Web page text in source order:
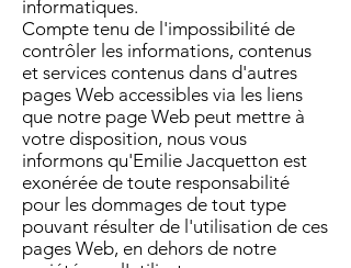
informatiques.
Compte tenu de l'impossibilité de
contrôler les informations, contenus
et services contenus dans d'autres
pages Web accessibles via les liens
que notre page Web peut mettre à
votre disposition, nous vous
informons qu'Emilie Jacquetton est
exonérée de toute responsabilité
pour les dommages de tout type
pouvant résulter de l'utilisation de ces
pages Web, en dehors de notre